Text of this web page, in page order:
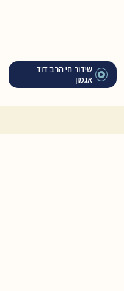
שידור חי הרב דוד
אגמון